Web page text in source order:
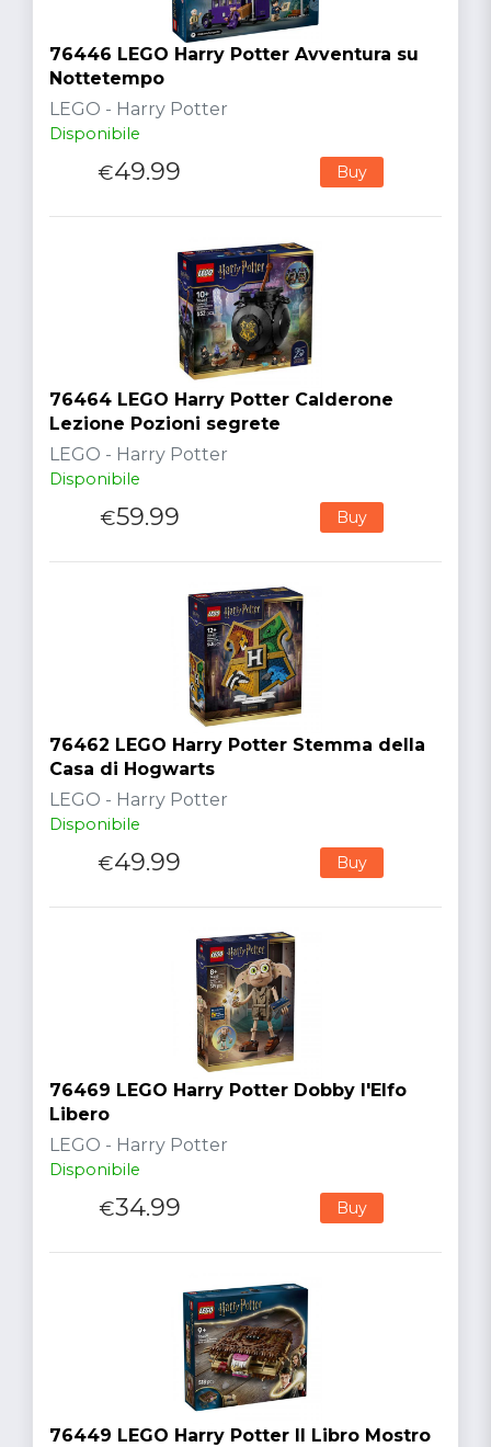
76446 LEGO Harry Potter Avventura su
Nottetempo
LEGO - Harry Potter
Disponibile
€49.99 Buy
76464 LEGO Harry Potter Calderone
Lezione Pozioni segrete
LEGO - Harry Potter
Disponibile
€59.99 Buy
76462 LEGO Harry Potter Stemma della
Casa di Hogwarts
LEGO - Harry Potter
Disponibile
€49.99 Buy
76469 LEGO Harry Potter Dobby l'Elfo
Libero
LEGO - Harry Potter
Disponibile
€34.99 Buy
76449 LEGO Harry Potter Il Libro Mostro